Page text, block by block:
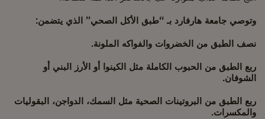
وتوصي جامعة هارفارد بـ “طبق الأكل الصحي” الذي يتضمن:
نصف الطبق من الخضروات والفواكه الملونة.
ربع الطبق من الحبوب الكاملة مثل الكينوا أو الأرز البني أو
الشوفان.
ربع الطبق من البروتينات الصحية مثل السمك، الدواجن، البقوليات
والمكسرات.